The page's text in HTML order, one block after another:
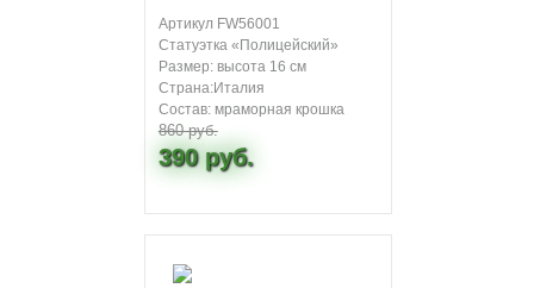
Артикул FW56001
Статуэтка «Полицейский»
Размер: высота 16 см
Страна:Италия
Состав: мраморная крошка
860 руб.
390 руб.